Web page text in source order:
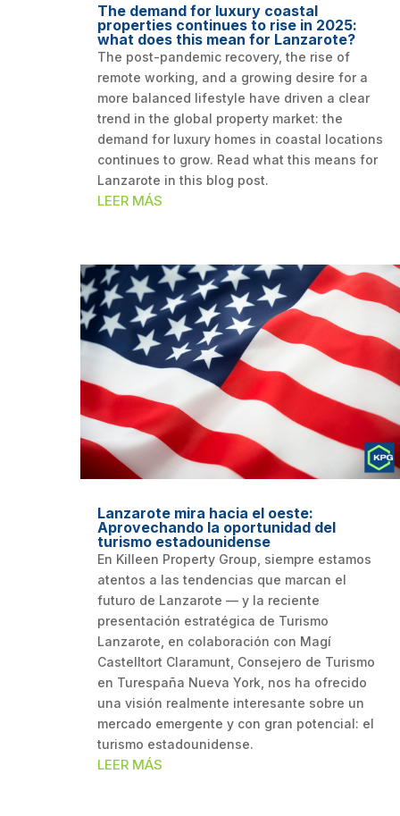
The demand for luxury coastal
properties continues to rise in 2025:
what does this mean for Lanzarote?
The post-pandemic recovery, the rise of
remote working, and a growing desire for a
more balanced lifestyle have driven a clear
trend in the global property market: the
demand for luxury homes in coastal locations
continues to grow. Read what this means for
Lanzarote in this blog post.
LEER MÁS
Lanzarote mira hacia el oeste:
Aprovechando la oportunidad del
turismo estadounidense
En Killeen Property Group, siempre estamos
atentos a las tendencias que marcan el
futuro de Lanzarote — y la reciente
presentación estratégica de Turismo
Lanzarote, en colaboración con Magí
Castelltort Claramunt, Consejero de Turismo
en Turespaña Nueva York, nos ha ofrecido
una visión realmente interesante sobre un
mercado emergente y con gran potencial: el
turismo estadounidense.
LEER MÁS